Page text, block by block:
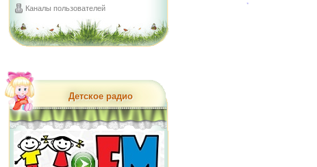
Каналы пользователей
Детское радио